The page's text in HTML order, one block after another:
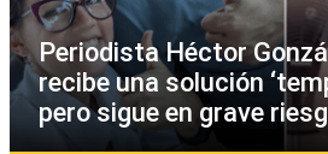
Periodista Héctor
recibe una solución
pero sigue en grave